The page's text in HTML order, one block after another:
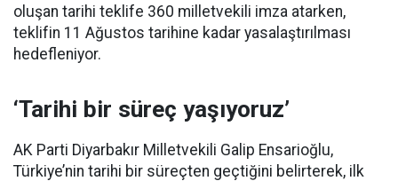
oluşan tarihi teklife 360 milletvekili imza atarken,
teklifin 11 Ağustos tarihine kadar yasalaştırılması
hedefleniyor.
‘Tarihi bir süreç yaşıyoruz’
AK Parti Diyarbakır Milletvekili Galip Ensarioğlu,
Türkiye’nin tarihi bir süreçten geçtiğini belirterek, ilk